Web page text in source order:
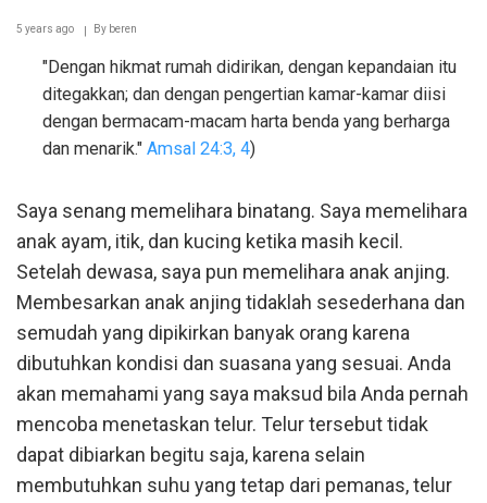
5 years ago By beren
"Dengan hikmat rumah didirikan, dengan kepandaian itu
ditegakkan; dan dengan pengertian kamar-kamar diisi
dengan bermacam-macam harta benda yang berharga
dan menarik."Amsal 24:3, 4)
Saya senang memelihara binatang. Saya memelihara
anak ayam, itik, dan kucing ketika masih kecil.
Setelah dewasa, saya pun memelihara anak anjing.
Membesarkan anak anjing tidaklah sesederhana dan
semudah yang dipikirkan banyak orang karena
dibutuhkan kondisi dan suasana yang sesuai. Anda
akan memahami yang saya maksud bila Anda pernah
mencoba menetaskan telur. Telur tersebut tidak
dapat dibiarkan begitu saja, karena selain
membutuhkan suhu yang tetap dari pemanas, telur